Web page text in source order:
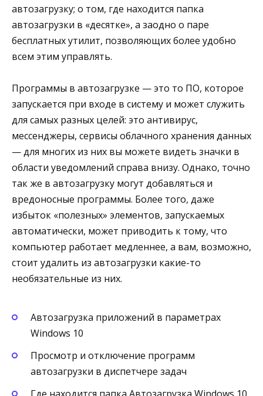
автозагрузку; о том, где находится папка
автозагрузки в «десятке», а заодно о паре
бесплатных утилит, позволяющих более удобно
всем этим управлять.
Программы в автозагрузке — это то ПО, которое
запускается при входе в систему и может служить
для самых разных целей: это антивирус,
мессенджеры, сервисы облачного хранения данных
— для многих из них вы можете видеть значки в
области уведомлений справа внизу. Однако, точно
так же в автозагрузку могут добавляться и
вредоносные программы. Более того, даже
избыток «полезных» элементов, запускаемых
автоматически, может приводить к тому, что
компьютер работает медленнее, а вам, возможно,
стоит удалить из автозагрузки какие-то
необязательные из них.
Автозагрузка приложений в параметрах
Windows 10
Просмотр и отключение программ
автозагрузки в диспетчере задач